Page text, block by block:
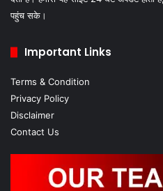
देती है। हमारी यह साइट 24 घंटे अपडेट होती
पहुंच सके।
Important Links
Terms & Condition
Privacy Policy
Disclaimer
Contact Us